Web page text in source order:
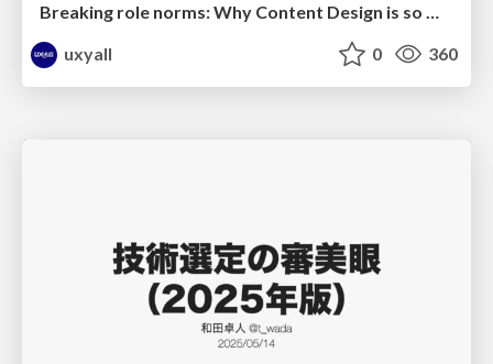
Breaking role norms: Why Content Design is so much more than writing copy - Taylor Woolridge
uxyall
0 360